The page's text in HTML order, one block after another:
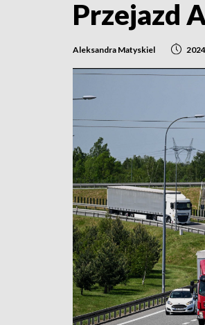
Przejazd
Aleksandra Matyskiel